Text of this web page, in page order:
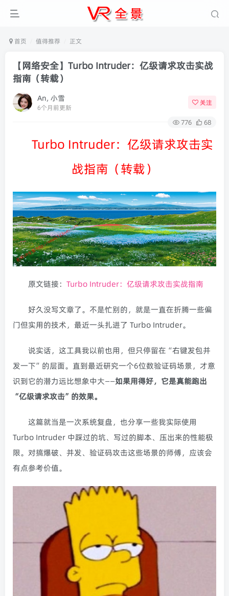
首页 值得推荐 正文
【网络安全】Turbo Intruder：亿级请求攻击实战
指南（转载）
An, 小雪
6个月前更新
关注
776 68
Turbo Intruder：亿级请求攻击实
战指南（转载）
原文链接： Turbo Intruder：亿级请求攻击实战指南
好久没写文章了。不是忙别的，就是一直在折腾一些偏
门但实用的技术，最近一头扎进了 Turbo Intruder。
说实话，这工具我以前也用，但只停留在“右键发包并
发一下”的层面。直到最近研究一个6位数验证码场景，才意
识到它的潜力远比想象中大——如果用得好，它是真能跑出
“亿级请求攻击”的效果。
这篇就当是一次系统复盘，也分享一些我实际使用
Turbo Intruder 中踩过的坑、写过的脚本、压出来的性能极
限。对搞爆破、并发、验证码攻击这些场景的师傅，应该会
有点参考价值。